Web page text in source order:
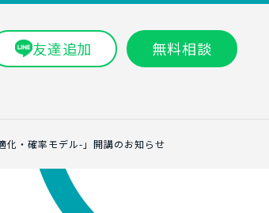
友達追加 無料相談
化・確率モデル-」開講のお知らせ